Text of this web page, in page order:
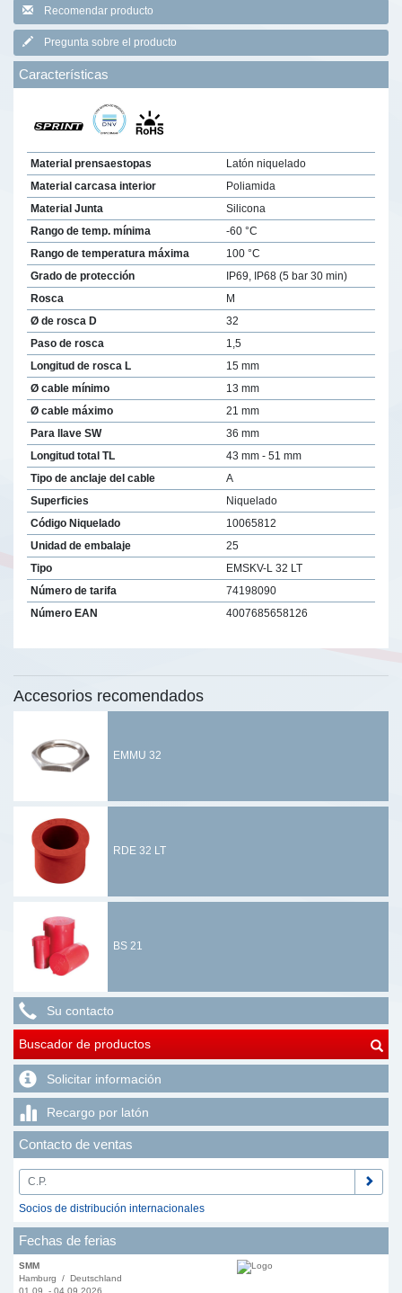
Recomendar producto
Pregunta sobre el producto
Características
Material prensaestopas
Latón niquelado
Material carcasa interior
Poliamida
Material Junta
Silicona
Rango de temp. mínima
-60 °C
Rango de temperatura máxima
100 °C
Grado de protección
IP69, IP68 (5 bar 30 min)
Rosca
M
Ø de rosca D
32
Paso de rosca
1,5
Longitud de rosca L
15 mm
Ø cable mínimo
13 mm
Ø cable máximo
21 mm
Para llave SW
36 mm
Longitud total TL
43 mm - 51 mm
Tipo de anclaje del cable
A
Superficies
Niquelado
Código Niquelado
10065812
Unidad de embalaje
25
Tipo
EMSKV-L 32 LT
Número de tarifa
74198090
Número EAN
4007685658126
Accesorios recomendados
EMMU 32
RDE 32 LT
BS 21
Su contacto
Buscador de productos
Solicitar información
Recargo por latón
Contacto de ventas
Socios de distribución internacionales
Fechas de ferias
SMM
Hamburg / Deutschland
01.09. - 04.09.2026